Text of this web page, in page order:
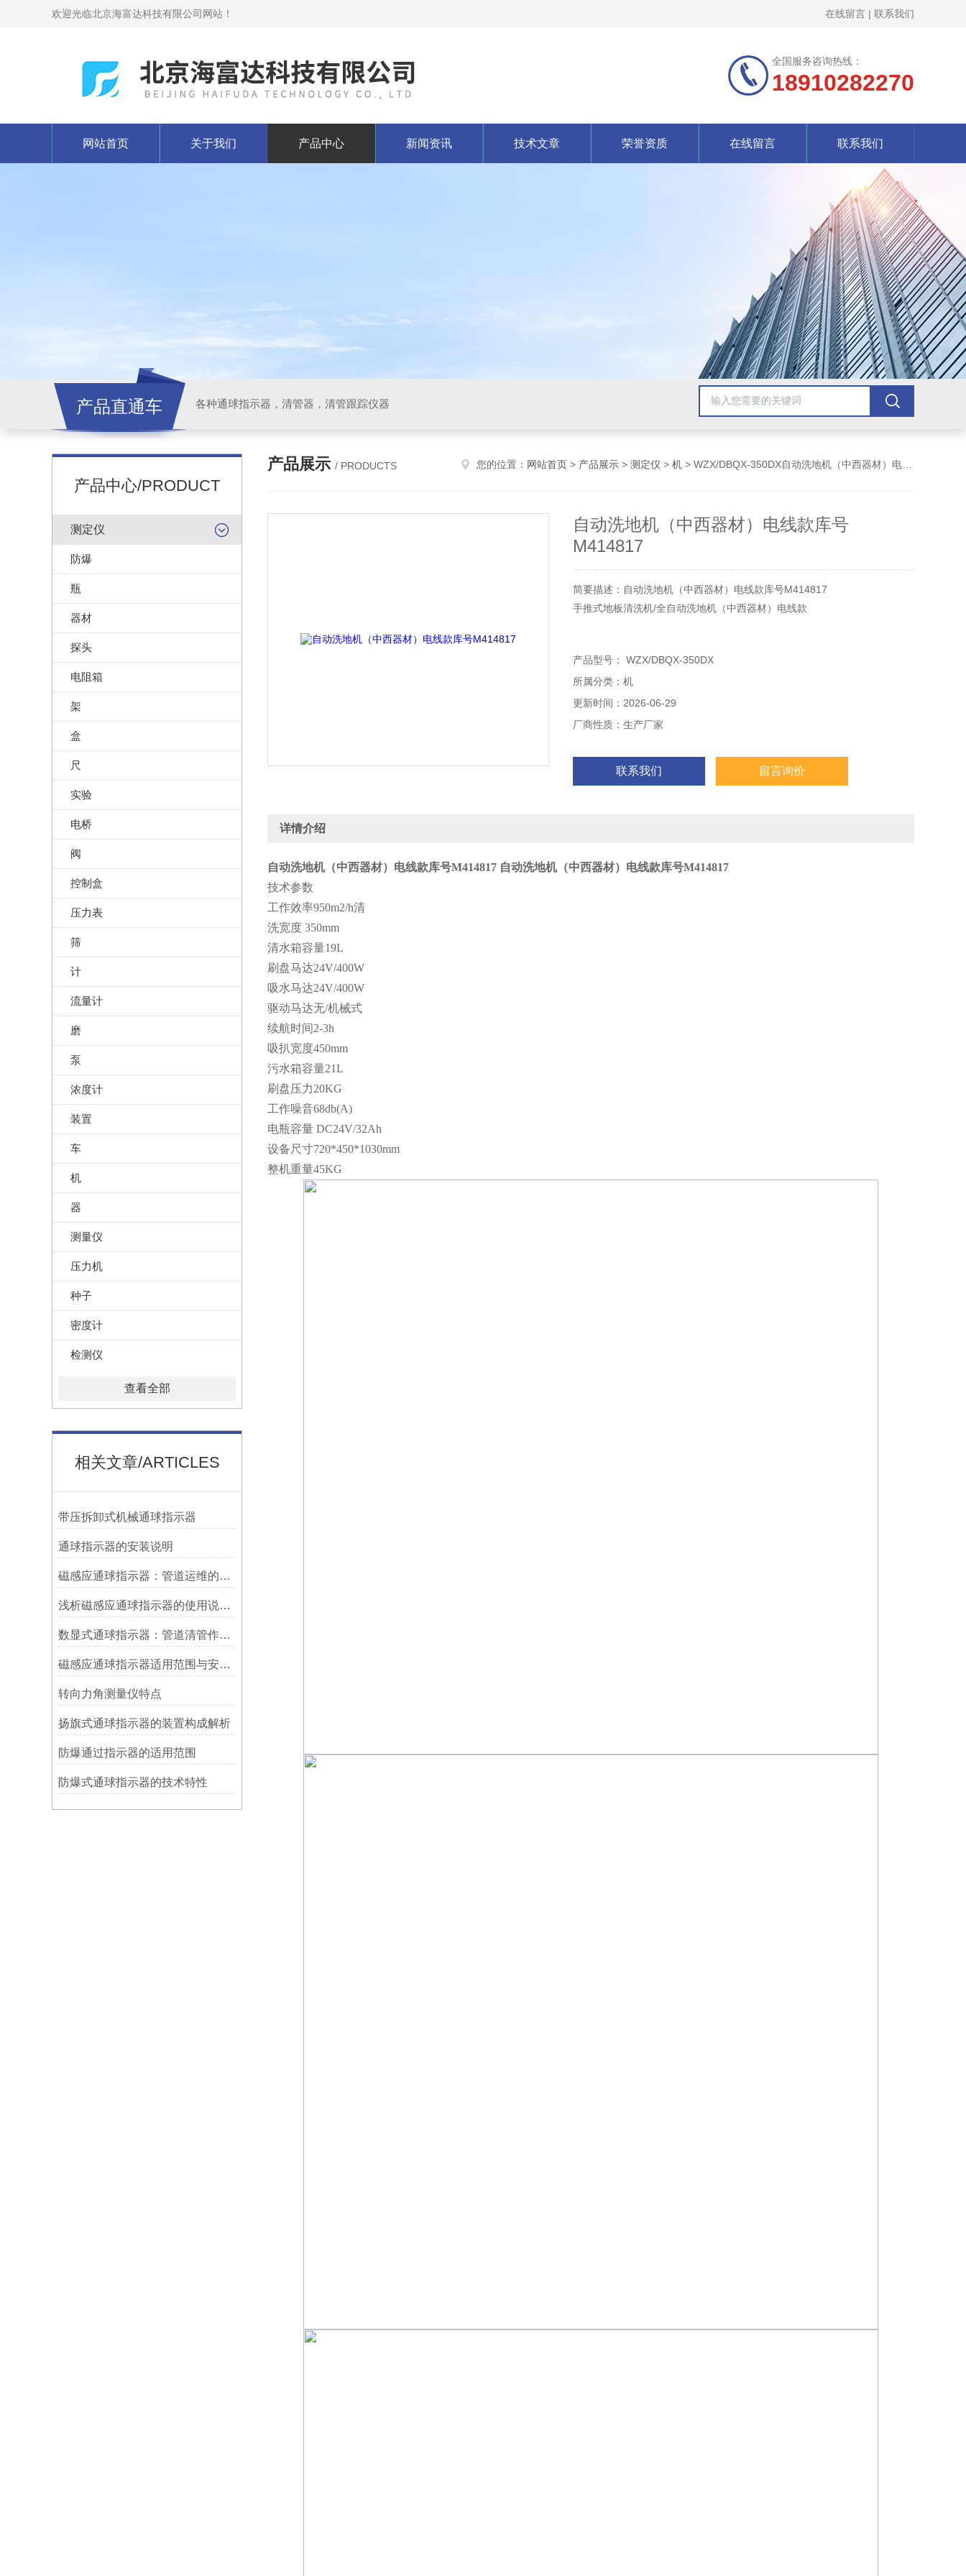
欢迎光临北京海富达科技有限公司网站！ 在线留言 | 联系我们
全国服务咨询热线：
18910282270
网站首页 关于我们 产品中心 新闻资讯 技术文章 荣誉资质 在线留言 联系我们
产品直通车 各种通球指示器，清管器，清管跟踪仪器
产品中心/PRODUCT
测定仪
防爆
瓶
器材
探头
电阻箱
架
盒
尺
实验
电桥
阀
控制盒
压力表
筛
计
流量计
磨
泵
浓度计
装置
车
机
器
测量仪
压力机
种子
密度计
检测仪
查看全部
相关文章/ARTICLES
带压拆卸式机械通球指示器
​通球指示器的安装说明
磁感应通球指示器：管道运维的隐形守护者
浅析磁感应通球指示器的使用说明及特点
数显式通球指示器：管道清管作业的智能监测关键设备
磁感应通球指示器适用范围与安装方法
转向力角测量仪特点
扬旗式通球指示器的装置构成解析
防爆通过指示器的适用范围
防爆式通球指示器的技术特性
产品展示 / PRODUCTS 您的位置： 网站首页 > 产品展示 > 测定仪 > 机 > WZX/DBQX-350DX自动洗地机（中西器材）电线款库号M414817
自动洗地机（中西器材）电线款库号
M414817
简要描述：自动洗地机（中西器材）电线款库号M414817
手推式地板清洗机/全自动洗地机（中西器材）电线款
产品型号： WZX/DBQX-350DX
所属分类：机
更新时间：2026-06-29
厂商性质：生产厂家
联系我们 留言询价
详情介绍
自动洗地机（中西器材）电线款库号M414817 自动洗地机（中西器材）电线款库号M414817
技术参数
工作效率950m2/h清
洗宽度 350mm
清水箱容量19L
刷盘马达24V/400W
吸水马达24V/400W
驱动马达无/机械式
续航时间2-3h
吸扒宽度450mm
污水箱容量21L
刷盘压力20KG
工作噪音68db(A)
电瓶容量 DC24V/32Ah
设备尺寸720*450*1030mm
整机重量45KG